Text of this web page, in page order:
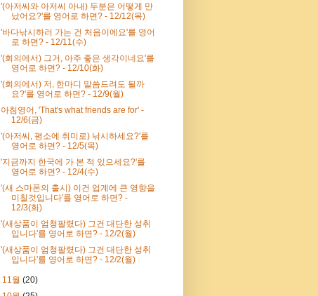
'(아저씨와 아저씨 아내) 두분은 어떻게 만
났어요?'를 영어로 하면? - 12/12(목)
'바다낚시하러 가는 건 처음이에요'를 영어
로 하면? - 12/11(수)
'(회의에서) 그거, 아주 좋은 생각이네요'를
영어로 하면? - 12/10(화)
'(회의에서) 저, 한마디 말씀드려도 될까
요?'를 영어로 하면? - 12/9(월)
아침영어, 'That's what friends are for' -
12/6(금)
'(아저씨, 평소에 취미로) 낚시하세요?'를
영어로 하면? - 12/5(목)
'지금까지 한국에 가 본 적 있으세요?'를
영어로 하면? - 12/4(수)
'(새 스마폰의 출시) 이건 업계에 큰 영향을
미칠것입니다'를 영어로 하면? -
12/3(화)
'(새상품이 엄청팔렸다) 그건 대단한 성취
입니다'를 영어로 하면? - 12/2(월)
'(새상품이 엄청팔렸다) 그건 대단한 성취
입니다'를 영어로 하면? - 12/2(월)
11월(20)